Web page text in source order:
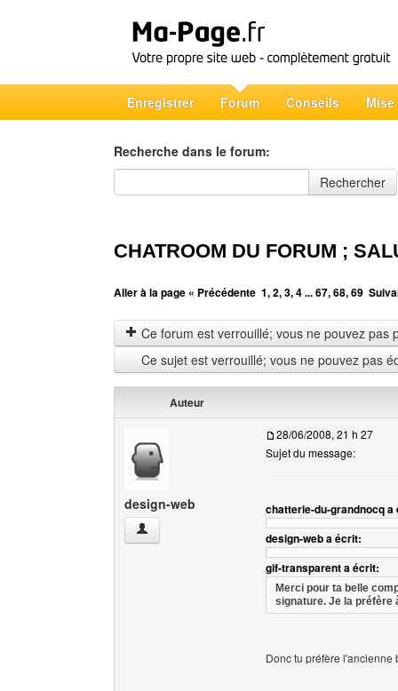
Enregistrer Forum Conseils Mise
Recherche dans le forum:
Recherche dans le forum
Rechercher
CHATROOM DU FORUM ;
Aller à la page « Précédente 1,2,3,4...67,68,69
Ce forum est verrouillé; vous ne pouvez pas
Ce sujet est verrouillé; vous ne pouvez pas
Auteur
design-web
design-web Voir le profil de l'utilisateur
28/06/2008, 21 h 27
Sujet du message:
chatterie-du-grandnocq a
design-web a écrit:
gif-transparent a écrit:
Merci pour ta belle
signature. Je la préfère
Donc tu préfère